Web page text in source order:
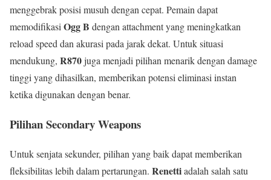
menggebrak posisi musuh dengan cepat. Pemain dapat
memodifikasiOgg B dengan attachment yang meningkatkan
reload speed dan akurasi pada jarak dekat. Untuk situasi
mendukung, R870juga menjadi pilihan menarik dengan damage
tinggi yang dihasilkan, memberikan potensi eliminasi instan
ketika digunakan dengan benar.
Pilihan Secondary Weapons
Untuk senjata sekunder, pilihan yang baik dapat memberikan
fleksibilitas lebih dalam pertarungan. Renettiadalah salah satu